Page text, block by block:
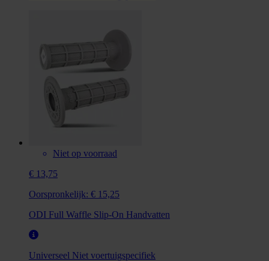
Niet op voorraad
€ 13,75
Oorspronkelijk: € 15,25
ODI Full Waffle Slip-On Handvatten
Universeel Niet voertuigspecifiek